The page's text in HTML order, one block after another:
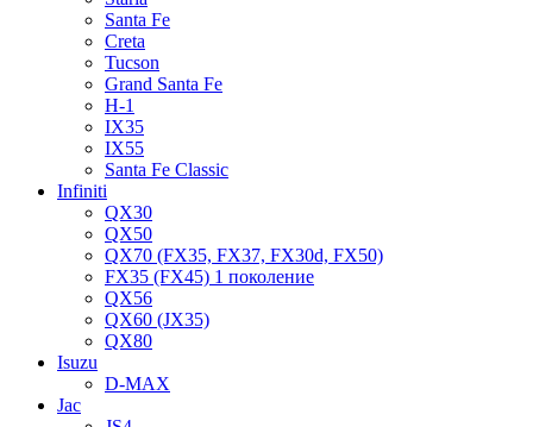
Santa Fe
Creta
Tucson
Grand Santa Fe
H-1
IX35
IX55
Santa Fe Classic
Infiniti
QX30
QX50
QX70 (FX35, FX37, FX30d, FX50)
FX35 (FX45) 1 поколение
QX56
QX60 (JX35)
QX80
Isuzu
D-MAX
Jac